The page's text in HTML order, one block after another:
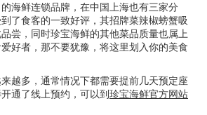
海鲜连锁品牌，在中国上海也有三家分
了食客的一致好评，其招牌菜辣椒螃蟹吸
尝，同时珍宝海鲜的其他菜品质量也属上
好者，那不要犹豫，将这里划入你的美食
越多，通常情况下都需要提前几天预定座
通了线上预约，可以到珍宝海鲜官方网站